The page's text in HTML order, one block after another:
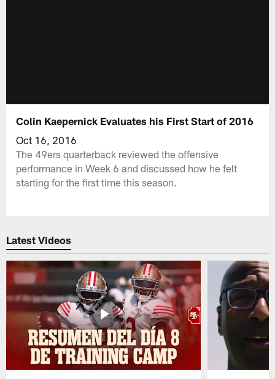
Colin Kaepernick Evaluates his First Start of 2016
Oct 16, 2016
The 49ers quarterback reviewed the offensive
performance in Week 6 and discussed how he felt
starting for the first time this season.
Latest Videos